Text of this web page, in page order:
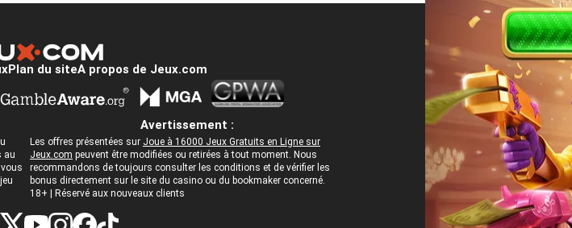
Plan du siteA propos de Jeux.com
au
Avertissement :
Les offres présentées sur Joue à 16000 Jeux Gratuits en Ligne sur
Jeux.com peuvent être modifiées ou retirées à tout moment. Nous
recommandons de toujours consulter les conditions et de vérifier les
bonus directement sur le site du casino ou du bookmaker concerné.
18+ | Réservé aux nouveaux clients